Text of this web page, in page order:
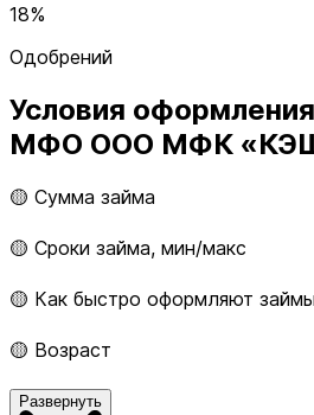
18%
Одобрений
Условия
МФО ООО МФК
🟡 Сумма займа
🟡 Сроки займа, мин/макс
🟡 Как быстро оформляют займы
🟡 Возраст
Развернуть